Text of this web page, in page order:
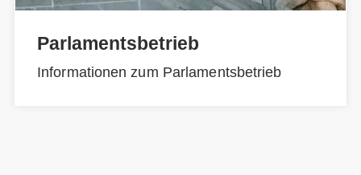
Parlamentsbetrieb
Informationen zum Parlamentsbetrieb